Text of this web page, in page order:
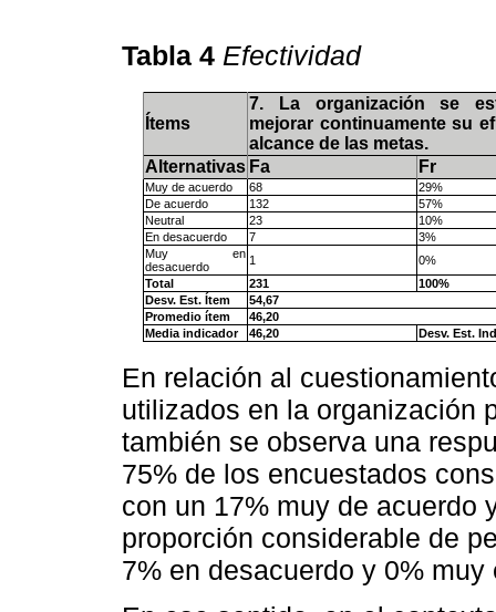
Tabla 4 Efectividad
Ítems
7. La organización se
mejorar continuamente su
alcance de las metas.
Alternativas Fa Fr
Muy de acuerdo 68
29%
De acuerdo
132
57%
Neutral
23
10%
En desacuerdo
7
3%
Muy en
desacuerdo
1
0%
Total
231
100%
Desv. Est. Ítem
54,67
Promedio ítem
46,20
Media indicador
46,20 Desv. Est.
En relación al
utilizados en la organización
también se observa una
75% de los encuestados
con un 17% muy de acuerdo
proporción considerable de
7% en desacuerdo y 0% muy